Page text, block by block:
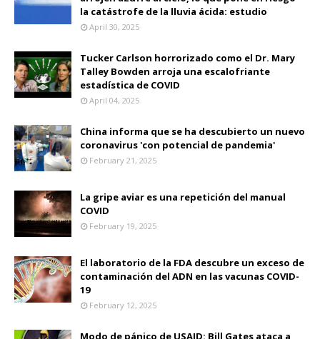
la catástrofe de la lluvia ácida: estudio
April 30, 2025
Tucker Carlson horrorizado como el Dr. Mary
Talley Bowden arroja una escalofriante
estadística de COVID
April 04, 2025
China informa que se ha descubierto un nuevo
coronavirus 'con potencial de pandemia'
February 21, 2025
La gripe aviar es una repetición del manual
COVID
February 19, 2025
El laboratorio de la FDA descubre un exceso de
contaminación del ADN en las vacunas COVID-
19
February 12, 2025
Modo de pánico de USAID: Bill Gates ataca a